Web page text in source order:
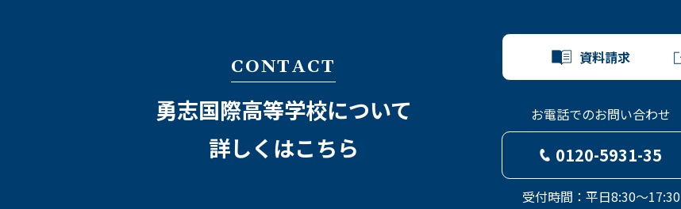
CONTACT
勇志国際高等学校について
詳しくはこちら
資料請求
お電話でのお問い合わせ
0120-5931-35
受付時間：平日8:30～17:30